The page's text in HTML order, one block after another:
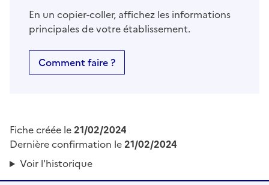
En un copier-coller, affichez les informations
principales de votre établissement.
Comment faire ?
Fiche créée le21/02/2024
Dernière confirmation le21/02/2024
Voir l'historique